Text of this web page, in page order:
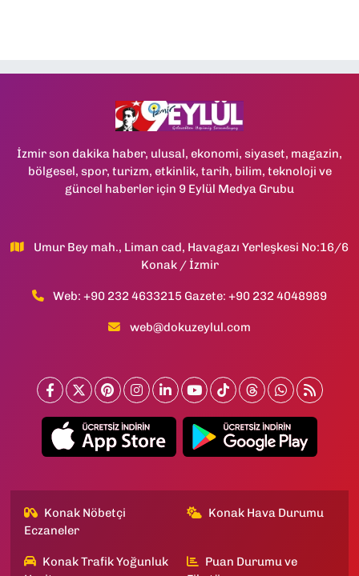
İzmir son dakika haber, ulusal, ekonomi, siyaset, magazin,
bölgesel, spor, turizm, etkinlik, tarih, bilim, teknoloji ve
güncel haberler için 9 Eylül Medya Grubu
Umur Bey mah., Liman cad, Havagazı Yerleşkesi No:16/6
Konak / İzmir
Web: +90 232 4633215 Gazete: +90 232 4048989
web@dokuzeylul.com
Konak Nöbetçi
Eczaneler
Konak Hava Durumu
Konak Trafik Yoğunluk
Puan Durumu ve